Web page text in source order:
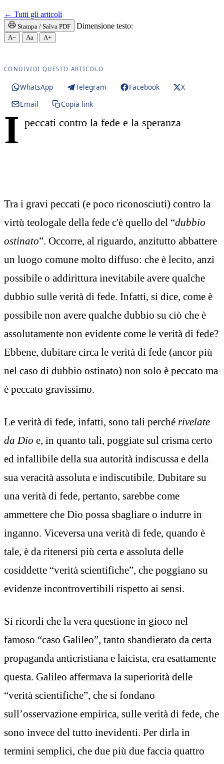
← Tutti gli articoli
Stampa / Salva PDF Dimensione testo:
A− Aa A+
CONDIVIDI QUESTO ARTICOLO
WhatsApp Telegram Facebook
X
Email
Copia link
I peccati contro la fede e la speranza
Tra i gravi peccati (e poco riconosciuti) contro la
virtù teologale della fede c'è quello del “dubbio
ostinato”. Occorre, al riguardo, anzitutto abbattere
un luogo comune molto diffuso: che è lecito, anzi
possibile o addirittura inevitabile avere qualche
dubbio sulle verità di fede. Infatti, si dice, come è
possibile non avere qualche dubbio su ciò che è
assolutamente non evidente come le verità di fede?
Ebbene, dubitare circa le verità di fede (ancor più
nel caso di dubbio ostinato) non solo è peccato ma
è peccato gravissimo.
Le verità di fede, infatti, sono tali perché rivelate
da Dio e, in quanto tali, poggiate sul crisma certo
ed infallibile della sua autorità indiscussa e della
sua veracità assoluta e indiscutibile. Dubitare su
una verità di fede, pertanto, sarebbe come
ammettere che Dio possa sbagliare o indurre in
inganno. Viceversa una verità di fede, quando è
tale, è da ritenersi più certa e assoluta delle
cosiddette “verità scientifiche”, che poggiano su
evidenze incontrovertibili rispetto ai sensi.
Si ricordi che la vera questione in gioco nel
famoso “caso Galileo”, tanto sbandierato da certa
propaganda anticristiana e laicista, era esattamente
questa. Galileo affermava la superiorità delle
“verità scientifiche”, che si fondano
sull’osservazione empirica, sulle verità di fede, che
sono invece del tutto inevidenti. Per dirla in
termini semplici, che due più due faccia quattro